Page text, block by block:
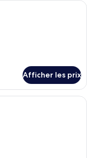
de style loft moderne
Afficher les prix
moderne avec un lit,